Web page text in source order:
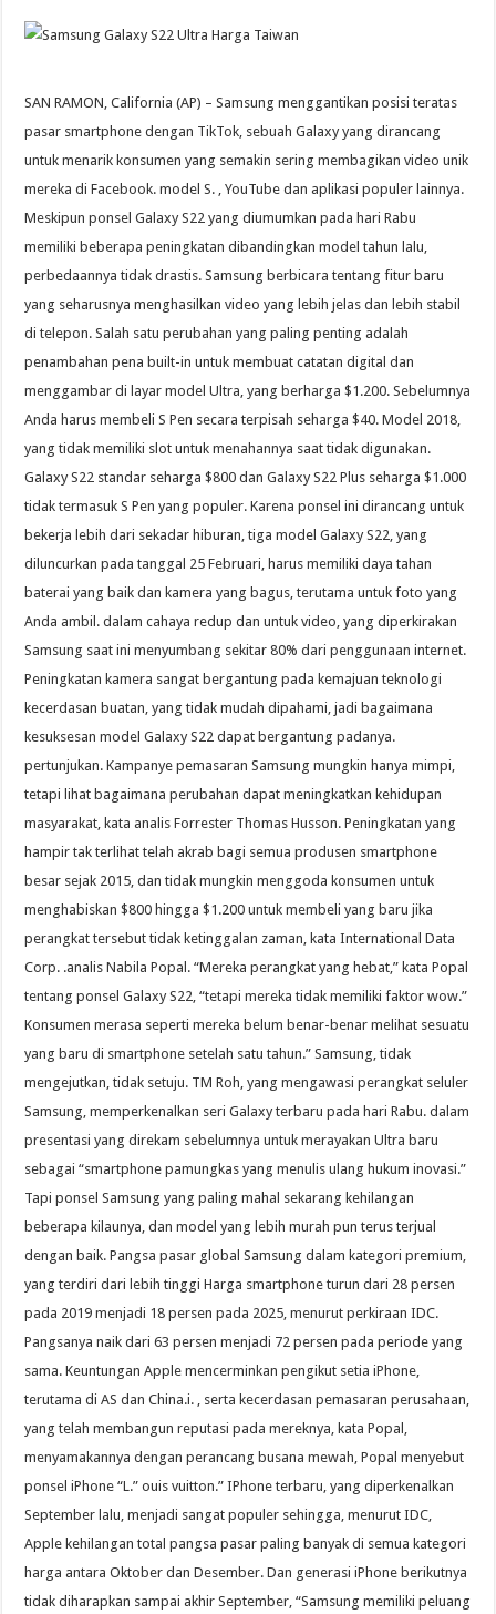
SAN RAMON, California (AP) – Samsung menggantikan posisi teratas
pasar smartphone dengan TikTok, sebuah Galaxy yang dirancang
untuk menarik konsumen yang semakin sering membagikan video unik
mereka di Facebook. model S. , YouTube dan aplikasi populer lainnya.
Meskipun ponsel Galaxy S22 yang diumumkan pada hari Rabu
memiliki beberapa peningkatan dibandingkan model tahun lalu,
perbedaannya tidak drastis. Samsung berbicara tentang fitur baru
yang seharusnya menghasilkan video yang lebih jelas dan lebih stabil
di telepon. Salah satu perubahan yang paling penting adalah
penambahan pena built-in untuk membuat catatan digital dan
menggambar di layar model Ultra, yang berharga $1.200. Sebelumnya
Anda harus membeli S Pen secara terpisah seharga $40. Model 2018,
yang tidak memiliki slot untuk menahannya saat tidak digunakan.
Galaxy S22 standar seharga $800 dan Galaxy S22 Plus seharga $1.000
tidak termasuk S Pen yang populer. Karena ponsel ini dirancang untuk
bekerja lebih dari sekadar hiburan, tiga model Galaxy S22, yang
diluncurkan pada tanggal 25 Februari, harus memiliki daya tahan
baterai yang baik dan kamera yang bagus, terutama untuk foto yang
Anda ambil. dalam cahaya redup dan untuk video, yang diperkirakan
Samsung saat ini menyumbang sekitar 80% dari penggunaan internet.
Peningkatan kamera sangat bergantung pada kemajuan teknologi
kecerdasan buatan, yang tidak mudah dipahami, jadi bagaimana
kesuksesan model Galaxy S22 dapat bergantung padanya.
pertunjukan. Kampanye pemasaran Samsung mungkin hanya mimpi,
tetapi lihat bagaimana perubahan dapat meningkatkan kehidupan
masyarakat, kata analis Forrester Thomas Husson. Peningkatan yang
hampir tak terlihat telah akrab bagi semua produsen smartphone
besar sejak 2015, dan tidak mungkin menggoda konsumen untuk
menghabiskan $800 hingga $1.200 untuk membeli yang baru jika
perangkat tersebut tidak ketinggalan zaman, kata International Data
Corp. .analis Nabila Popal. “Mereka perangkat yang hebat,” kata Popal
tentang ponsel Galaxy S22, “tetapi mereka tidak memiliki faktor wow.”
Konsumen merasa seperti mereka belum benar-benar melihat sesuatu
yang baru di smartphone setelah satu tahun.” Samsung, tidak
mengejutkan, tidak setuju. TM Roh, yang mengawasi perangkat seluler
Samsung, memperkenalkan seri Galaxy terbaru pada hari Rabu. dalam
presentasi yang direkam sebelumnya untuk merayakan Ultra baru
sebagai “smartphone pamungkas yang menulis ulang hukum inovasi.”
Tapi ponsel Samsung yang paling mahal sekarang kehilangan
beberapa kilaunya, dan model yang lebih murah pun terus terjual
dengan baik. Pangsa pasar global Samsung dalam kategori premium,
yang terdiri dari lebih tinggi Harga smartphone turun dari 28 persen
pada 2019 menjadi 18 persen pada 2025, menurut perkiraan IDC.
Pangsanya naik dari 63 persen menjadi 72 persen pada periode yang
sama. Keuntungan Apple mencerminkan pengikut setia iPhone,
terutama di AS dan China.i. , serta kecerdasan pemasaran perusahaan,
yang telah membangun reputasi pada mereknya, kata Popal,
menyamakannya dengan perancang busana mewah, Popal menyebut
ponsel iPhone “L.” ouis vuitton.” IPhone terbaru, yang diperkenalkan
September lalu, menjadi sangat populer sehingga, menurut IDC,
Apple kehilangan total pangsa pasar paling banyak di semua kategori
harga antara Oktober dan Desember. Dan generasi iPhone berikutnya
tidak diharapkan sampai akhir September, “Samsung memiliki peluang